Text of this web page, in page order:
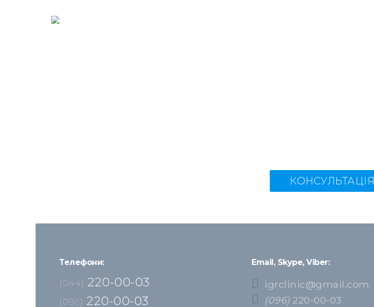
КОНСУЛЬТАЦІЯ
Телефони:
(044) 220-00-03
(096) 220-00-03
Email, Skype, Viber:
igrclinic@gmail.com
(096) 220-00-03